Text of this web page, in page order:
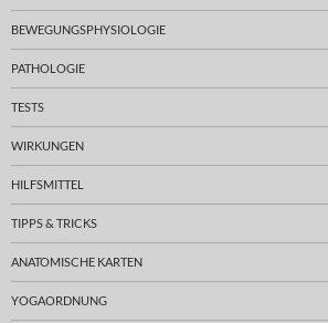
BEWEGUNGSPHYSIOLOGIE
PATHOLOGIE
TESTS
WIRKUNGEN
HILFSMITTEL
TIPPS & TRICKS
ANATOMISCHE KARTEN
YOGAORDNUNG